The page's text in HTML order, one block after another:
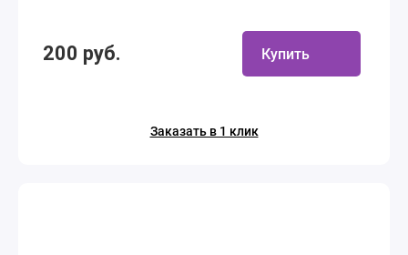
200 руб. Купить
Заказать в 1 клик